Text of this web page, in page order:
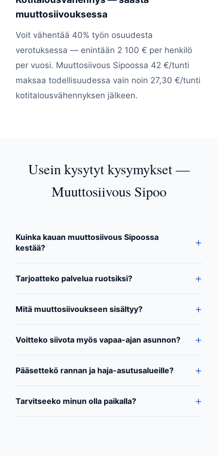
muuttosiivouksessa
Voit vähentää 40% työn osuudesta
verotuksessa — enintään 2 100 € per henkilö
per vuosi. Muuttosiivous Sipoossa 42 €/tunti
maksaa todellisuudessa vain noin 27,30 €/tunti
kotitalousvähennyksen jälkeen.
Usein kysytyt kysymykset —
Muuttosiivous Sipoo
Kuinka kauan muuttosiivous Sipoossa
kestää?
Tarjoatteko palvelua ruotsiksi?
Mitä muuttosiivoukseen sisältyy?
Voitteko siivota myös vapaa-ajan asunnon?
Pääsettekö rannan ja haja-asutusalueille?
Tarvitseeko minun olla paikalla?